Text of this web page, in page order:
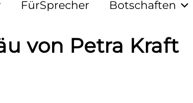
FürSprecher Botschaften
von Petra Kraft